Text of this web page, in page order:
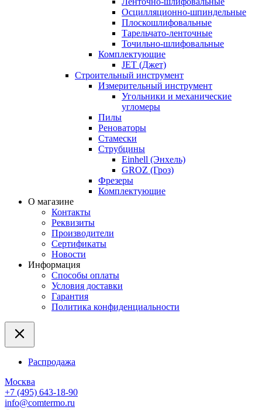
Осцилляционно-шпиндельные
Плоскошлифовальные
Тарельчато-ленточные
Точильно-шлифовальные
Комплектующие
JET (Джет)
Строительный инструмент
Измерительный инструмент
Угольники и механические
угломеры
Пилы
Реноваторы
Стамески
Струбцины
Einhell (Энхель)
GROZ (Гроз)
Фрезеры
Комплектующие
О магазине
Контакты
Реквизиты
Производители
Сертификаты
Новости
Информация
Способы оплаты
Условия доставки
Гарантия
Политика конфиденциальности
Распродажа
Москва
+7 (495) 643-18-90
info@comtermo.ru